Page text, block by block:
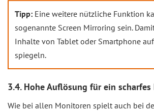
Tipp: Eine weitere nützliche Funktion
sogenannte Screen Mirroring sein.
Inhalte von Tablet oder Smartphone
spiegeln.
3.4. Hohe Auflösung für ein scharfes
Wie bei allen Monitoren spielt auch bei